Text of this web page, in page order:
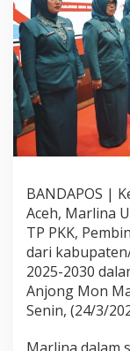
BANDAPOS |
Aceh, Marlina
TP PKK,
dari
2025-2030
Anjong Mon
Senin, (24/3/